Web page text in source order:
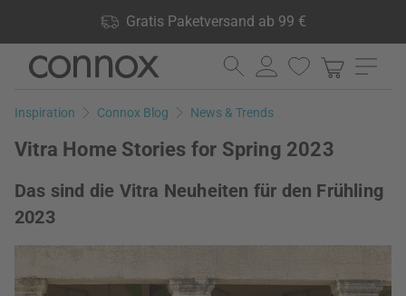
Gratis Paketversand ab 99 €
lagernd, 60 Tage Rückgaberecht
Direkt
Seiteninhalt
Direkt
Suchfeld
Inspiration Connox Blog News & Trends
Vitra Home Stories for Spring 2023
Das sind die Vitra Neuheiten für den Frühling
2023